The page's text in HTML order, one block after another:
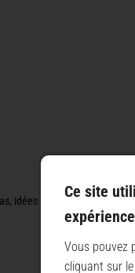
idées
Ce site
Vous pouvez
cliquant sur